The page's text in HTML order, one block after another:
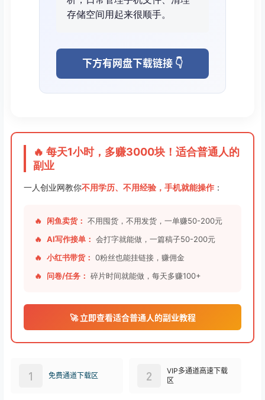
存储空间用起来很顺手。
下方有网盘下载链接 👇
🔥 每天1小时，多赚3000块！适合普通人的
副业
一人创业网教你不用学历、不用经验，手机就能操作 ：
🔥 闲鱼卖货： 不用囤货，不用发货，一单赚50-200元
🔥
AI写作接单： 会打字就能做，一篇稿子50-200元
🔥
小红书带货： 0粉丝也能挂链接，赚佣金
🔥
问卷/任务： 碎片时间就能做，每天多赚100+
🚀 立即查看适合普通人的副业教程
免费通道下载区
1
VIP多通道高速下载
区
2